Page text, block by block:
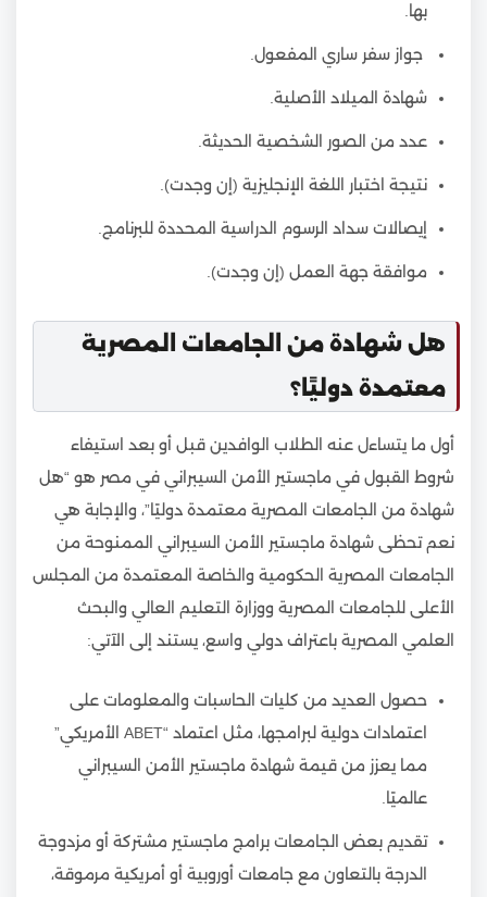
بها.
جواز سفر ساري المفعول.
شهادة الميلاد الأصلية.
عدد من الصور الشخصية الحديثة.
نتيجة اختبار اللغة الإنجليزية (إن وجدت).
إيصالات سداد الرسوم الدراسية المحددة للبرنامج.
موافقة جهة العمل (إن وجدت).
هل شهادة من الجامعات المصرية
معتمدة دوليًا؟
أول ما يتساءل عنه الطلاب الوافدين قبل أو بعد استيفاء
شروط القبول في ماجستير الأمن السيبراني في مصر هو “هل
شهادة من الجامعات المصرية معتمدة دوليًا”، والإجابة هي
نعم تحظى شهادة ماجستير الأمن السيبراني الممنوحة من
الجامعات المصرية الحكومية والخاصة المعتمدة من المجلس
الأعلى للجامعات المصرية ووزارة التعليم العالي والبحث
العلمي المصرية باعتراف دولي واسع، يستند إلى الآتي:
حصول العديد من كليات الحاسبات والمعلومات على
اعتمادات دولية لبرامجها، مثل اعتماد “ABET الأمريكي”
مما يعزز من قيمة شهادة ماجستير الأمن السيبراني
عالميًا.
تقديم بعض الجامعات برامج ماجستير مشتركة أو مزدوجة
الدرجة بالتعاون مع جامعات أوروبية أو أمريكية مرموقة،